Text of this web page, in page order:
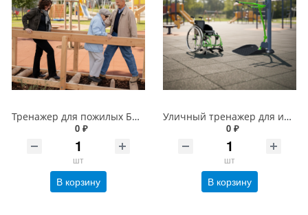
Тренажер для пожилых Брусья с препятствиями Эко v.2
0 ₽
шт
В корзину
Уличный тренажер для инвалидов &quot;Подтягивание&quot;
0 ₽
шт
В корзину